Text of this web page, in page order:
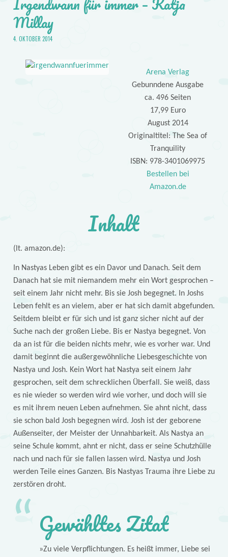
Millay
4. OKTOBER 2014
Arena Verlag
Gebunndene Ausgabe
ca. 496 Seiten
17,99 Euro
August 2014
Originaltitel: The Sea of
Tranquility
ISBN: 978-3401069975
Bestellen bei
Amazon.de
Inhalt
(lt. amazon.de):
In Nastyas Leben gibt es ein Davor und Danach. Seit dem
Danach hat sie mit niemandem mehr ein Wort gesprochen –
seit einem Jahr nicht mehr. Bis sie Josh begegnet. In Joshs
Leben fehlt es an vielem, aber er hat sich damit abgefunden.
Seitdem bleibt er für sich und ist ganz sicher nicht auf der
Suche nach der großen Liebe. Bis er Nastya begegnet. Von
da an ist für die beiden nichts mehr, wie es vorher war. Und
damit beginnt die außergewöhnliche Liebesgeschichte von
Nastya und Josh. Kein Wort hat Nastya seit einem Jahr
gesprochen, seit dem schrecklichen Überfall. Sie weiß, dass
es nie wieder so werden wird wie vorher, und doch will sie
es mit ihrem neuen Leben aufnehmen. Sie ahnt nicht, dass
sie schon bald Josh begegnen wird. Josh ist der geborene
Außenseiter, der Meister der Unnahbarkeit. Als Nastya an
seine Schule kommt, ahnt er nicht, dass er seine Schutzhülle
nach und nach für sie fallen lassen wird. Nastya und Josh
werden Teile eines Ganzen. Bis Nastyas Trauma ihre Liebe zu
zerstören droht.
Gewähltes Zitat
»Zu viele Verpflichtungen. Es heißt immer, Liebe sei